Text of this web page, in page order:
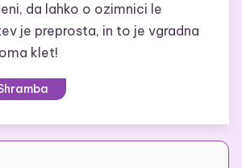
da lahko o ozimnici le
je preprosta, in to je vgradna
klet!